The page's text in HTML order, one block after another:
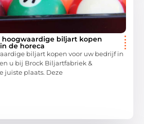
hoogwaardige biljart kopen
de horeca
biljart kopen voor uw bedrijf in
u bij Brock Biljartfabriek &
juiste plaats. Deze